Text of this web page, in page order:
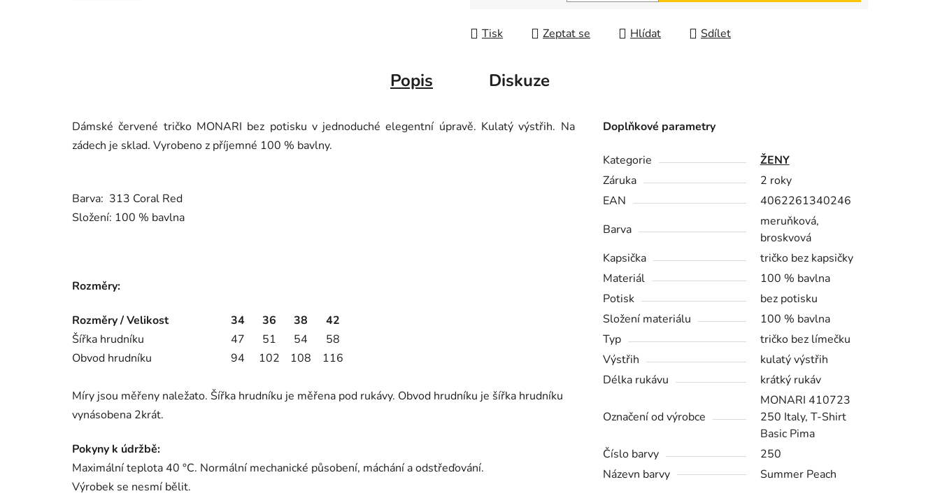
Tisk Zeptat se Hlídat Sdílet
Popis Diskuze
Dámské červené tričko MONARI bez potisku v jednoduché elegentní úpravě. Kulatý výstřih. Na
zádech je sklad. Vyrobeno z příjemné 100 % bavlny.
Barva: 313 Coral Red
Složení: 100 % bavlna
Rozměry:
Rozměry / Velikost 34 36 38
42
Šířka hrudníku
47 51 54
58
Obvod hrudníku
94 102 108 116
Míry jsou měřeny naležato. Šířka hrudníku je měřena pod rukávy. Obvod hrudníku je šířka hrudníku
vynásobena 2krát.
Pokyny k údržbě:
Maximální teplota 40 °C. Normální mechanické působení, máchání a odstřeďování.
Výrobek se nesmí bělit.
Doplňkové parametry
Kategorie
ŽENY
Záruka
2 roky
EAN
4062261340246
Barva
meruňková,
broskvová
Kapsička
tričko bez kapsičky
Materiál
100 % bavlna
Potisk
bez potisku
Složení materiálu
100 % bavlna
Typ
tričko bez límečku
Výstřih
kulatý výstřih
Délka rukávu
krátký rukáv
Označení od výrobce
MONARI 410723
250 Italy, T-Shirt
Basic Pima
Číslo barvy
250
Názevn barvy
Summer Peach